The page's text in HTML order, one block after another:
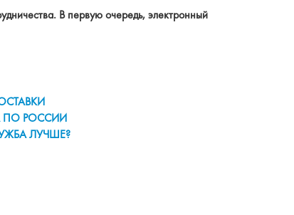
В первую очередь, электронный
ПО РОССИИ
ЛУЧШЕ?